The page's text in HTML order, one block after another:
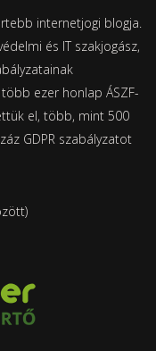
internetjogi blogja.
és IT szakjogász,
ezer honlap ÁSZF-
el, több, mint 500
GDPR szabályzatot